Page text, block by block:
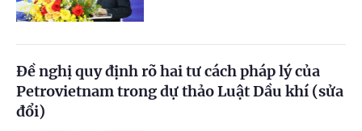
Đề nghị quy định rõ hai tư cách pháp lý của
Petrovietnam trong dự thảo Luật Dầu khí (sửa
đổi)